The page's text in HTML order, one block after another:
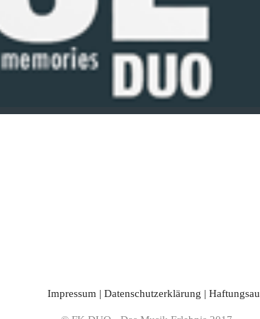
Impressum |Datenschutzerklärung |